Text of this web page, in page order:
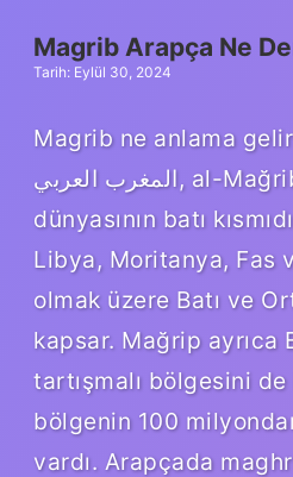
Magrib Arapça Ne
Tarih: Eylül 30, 2024
Magrib ne anlama
المغرب العربي, al-Mağribü’l-ʿArabî) Arap
dünyasının batı
Libya, Moritanya, Fas
olmak üzere Batı ve
kapsar. Mağrip ayrıca
tartışmalı bölgesini de
bölgenin 100
vardı. Arapçada